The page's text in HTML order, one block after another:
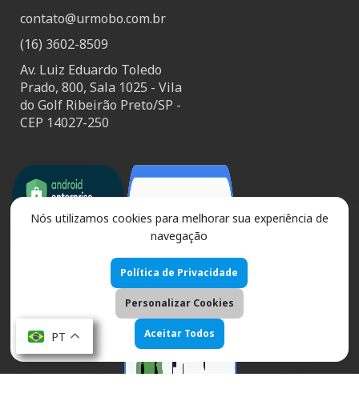
contato@urmobo.com.br
(16) 3602-8509
Av. Luiz Eduardo Toledo
Prado, 800, Sala 1025 - Vila
do Golf Ribeirão Preto/SP -
CEP 14027-250
PT
Nós utilizamos cookies para melhorar sua experiência de
navegação
Política de Privacidade
Personalizar Cookies
Aceitar Todos